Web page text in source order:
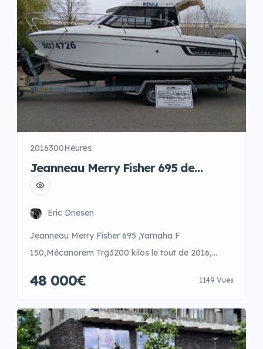
extension couchage double dans cockpit,
antifouling, Radio + […]
2016300Heures
Jeanneau Merry Fisher 695 de
2016,Yamaha F150
Eric Driesen
Jeanneau Merry Fisher 695 ,Yamaha F
150,Mécanorem Trg3200 kilos le tout de 2016,
première 2016, complément couchage double,table
de bain lattées Teak, avec:GPS et VHF Raymarine
, Propulseur d’étrave , bain de soleil cockpit,taud de
48 000€ 1149 Vues